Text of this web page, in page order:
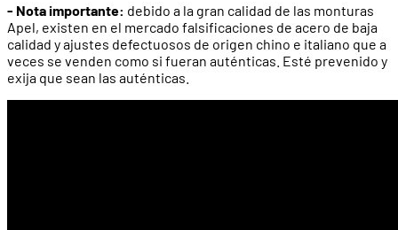
- Nota importante: debido a la gran calidad de las monturas
Apel, existen en el mercado falsificaciones de acero de baja
calidad y ajustes defectuosos de origen chino e italiano que a
veces se venden como si fueran auténticas. Esté prevenido y
exija que sean las auténticas.